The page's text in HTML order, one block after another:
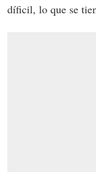
díficil, lo que se